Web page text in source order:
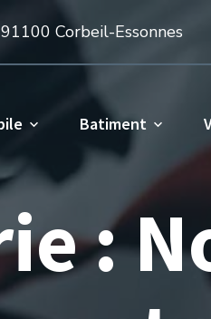
Corbeil-Essonnes
Batiment
: